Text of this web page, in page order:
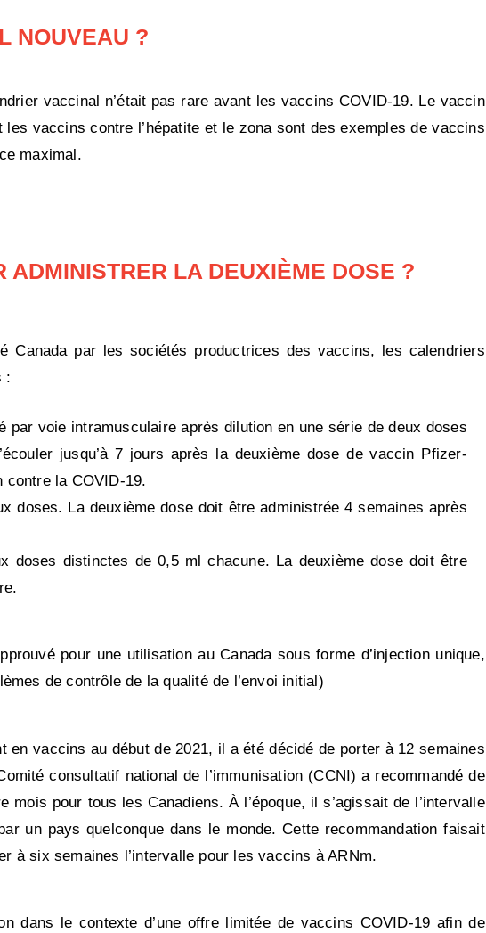
NOUVEAU ?
vaccinal n’était pas rare avant les vaccins COVID-19. Le vaccin
vaccins contre l’hépatite et le zona sont des exemples de vaccins
maximal.
ADMINISTRER LA DEUXIÈME DOSE ?
Canada par les sociétés productrices des vaccins, les calendriers
:
par voie intramusculaire après dilution en une série de deux doses
jusqu’à 7 jours après la deuxième dose de vaccin Pfizer-
contre la COVID-19.
doses. La deuxième dose doit être administrée 4 semaines après
doses distinctes de 0,5 ml chacune. La deuxième dose doit être
pour une utilisation au Canada sous forme d’injection unique,
de contrôle de la qualité de l’envoi initial)
en vaccins au début de 2021, il a été décidé de porter à 12 semaines
consultatif national de l’immunisation (CCNI) a recommandé de
mois pour tous les Canadiens. À l’époque, il s’agissait de l’intervalle
un pays quelconque dans le monde. Cette recommandation faisait
à six semaines l’intervalle pour les vaccins à ARNm.
dans le contexte d’une offre limitée de vaccins COVID-19 afin de